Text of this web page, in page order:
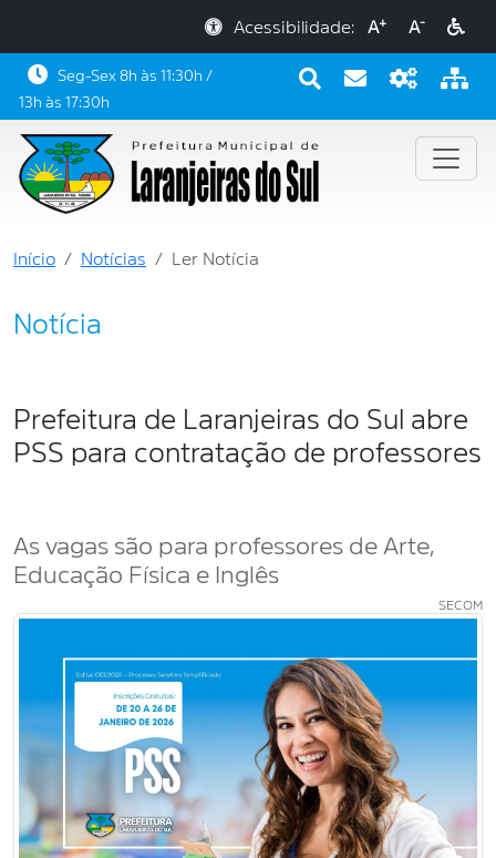
Acessibilidade: A+ A-
Seg-Sex 8h às 11:30h /
13h às 17:30h
Início Notícias Ler Notícia
Notícia
Prefeitura de Laranjeiras do Sul abre
PSS para contratação de professores
As vagas são para professores de Arte,
Educação Física e Inglês
SECOM